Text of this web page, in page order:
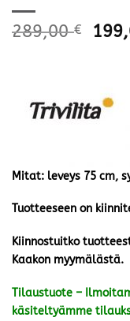
289,00€
Mitat: leveys 75 cm,
Tuotteeseen on
Kiinnostuitko
Kaakon myymälästä.
Tilaustuote –
käsiteltyämme